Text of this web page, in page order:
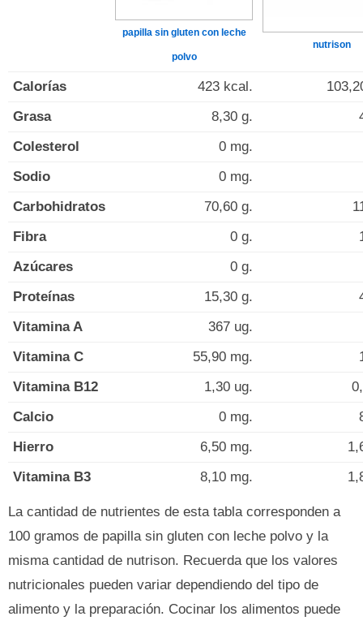
papilla sin gluten con leche
polvo
nutrison
Calorías 423 kcal.
Grasa
8,30 g.
Colesterol
0 mg.
Sodio
0 mg.
Carbohidratos
70,60 g.
Fibra
0 g.
Azúcares
0 g.
Proteínas
15,30 g.
Vitamina A
367 ug.
Vitamina C
55,90 mg.
Vitamina B12
1,30 ug.
Calcio
0 mg.
Hierro
6,50 mg.
Vitamina B3
8,10 mg.
La cantidad de nutrientes de esta tabla corresponden a
100 gramos de papilla sin gluten con leche polvo y la
misma cantidad de nutrison. Recuerda que los valores
nutricionales pueden variar dependiendo del tipo de
alimento y la preparación. Cocinar los alimentos puede